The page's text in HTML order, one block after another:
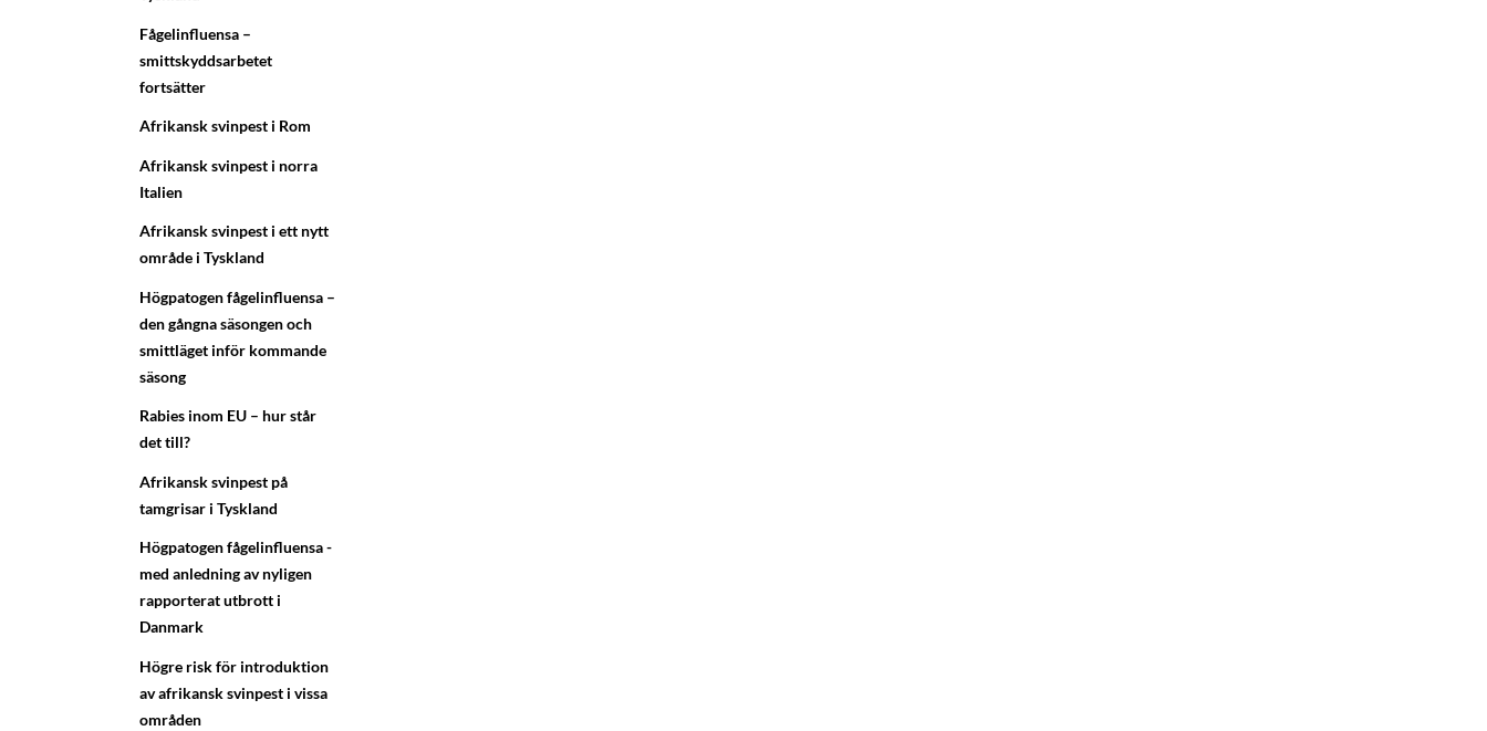
Fågelinfluensa –
smittskyddsarbetet
fortsätter
Afrikansk svinpest i Rom
Afrikansk svinpest i norra
Italien
Afrikansk svinpest i ett nytt
område i Tyskland
Högpatogen fågelinfluensa –
den gångna säsongen och
smittläget inför kommande
säsong
Rabies inom EU – hur står
det till?
Afrikansk svinpest på
tamgrisar i Tyskland
Högpatogen fågelinfluensa -
med anledning av nyligen
rapporterat utbrott i
Danmark
Högre risk för introduktion
av afrikansk svinpest i vissa
områden